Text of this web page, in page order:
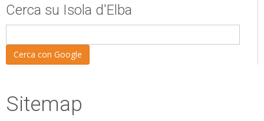
Cerca su Isola d'Elba
Sitemap